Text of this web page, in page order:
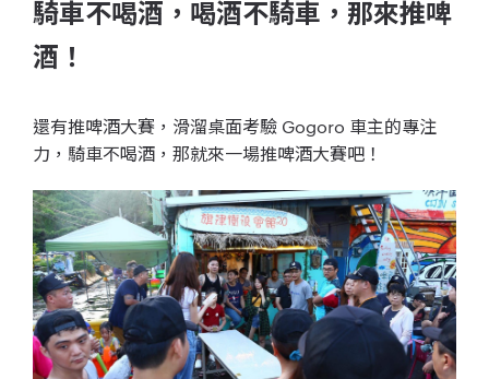
騎車不喝酒，喝酒不騎車，那來推啤
酒！
還有推啤酒大賽，滑溜桌面考驗 Gogoro 車主的專注
力，騎車不喝酒，那就來一場推啤酒大賽吧！